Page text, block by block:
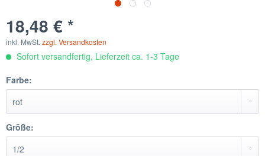
18,48 € *
inkl. MwSt. zzgl. Versandkosten
Sofort versandfertig, Lieferzeit ca. 1-3 Tage
Farbe:
Größe: